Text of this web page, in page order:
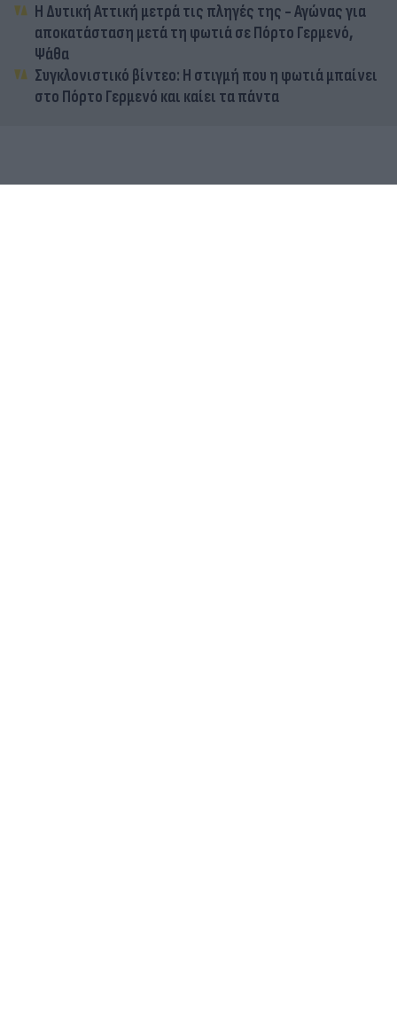
Η Δυτική Αττική μετρά τις πληγές της - Αγώνας για
αποκατάσταση μετά τη φωτιά σε Πόρτο Γερμενό,
Ψάθα
Συγκλονιστικό βίντεο: Η στιγμή που η φωτιά μπαίνει
στο Πόρτο Γερμενό και καίει τα πάντα